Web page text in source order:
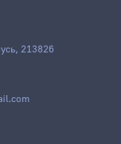
213826